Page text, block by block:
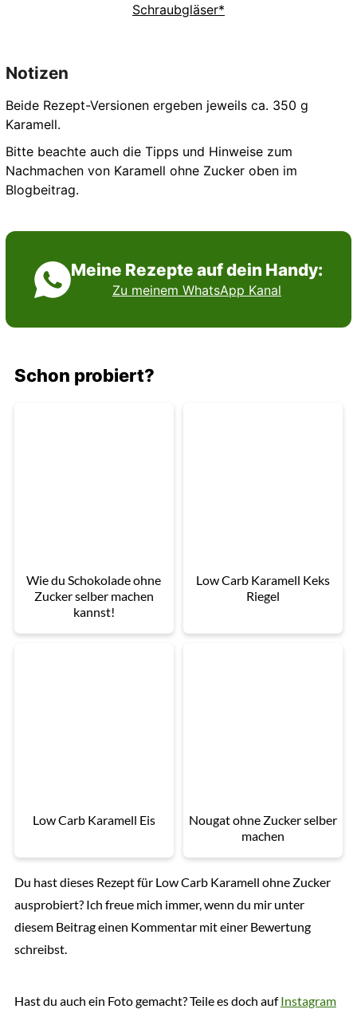
Schraubgläser*
Notizen
Beide Rezept-Versionen ergeben jeweils ca. 350 g
Karamell.
Bitte beachte auch die Tipps und Hinweise zum
Nachmachen von Karamell ohne Zucker oben im
Blogbeitrag.
Meine Rezepte auf dein Handy:
Zu meinem WhatsApp Kanal
Schon probiert?
Wie du Schokolade ohne
Zucker selber machen
kannst!
Low Carb Karamell Keks
Riegel
Low Carb Karamell Eis
Nougat ohne Zucker selber
machen
Du hast dieses Rezept für Low Carb Karamell ohne Zucker
ausprobiert? Ich freue mich immer, wenn du mir unter
diesem Beitrag einen Kommentar mit einer Bewertung
schreibst.
Hast du auch ein Foto gemacht? Teile es doch aufInstagram